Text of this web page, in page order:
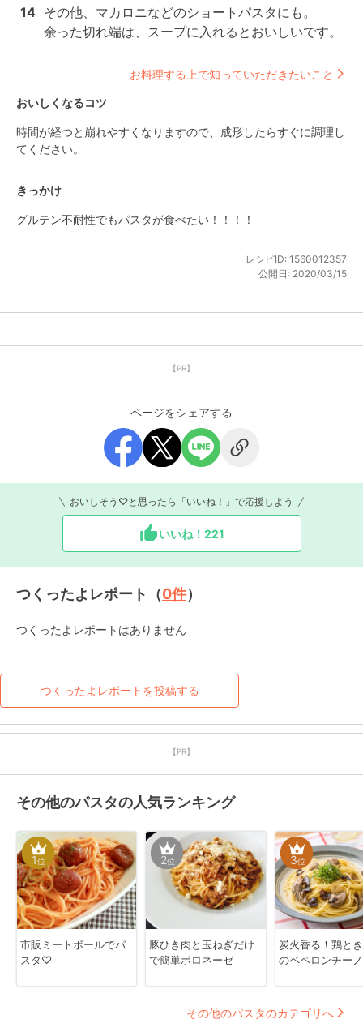
14 その他、マカロニなどのショートパスタにも。
余った切れ端は、スープに入れるとおいしいです。
お料理する上で知っていただきたいこと
おいしくなるコツ
時間が経つと崩れやすくなりますので、成形したらすぐに調理し
てください。
きっかけ
グルテン不耐性でもパスタが食べたい！！！！
レシピID: 1560012357
公開日: 2020/03/15
【PR】
ページをシェアする
おいしそう♡と思ったら「いいね！」で応援しよう
いいね！ 221
つくったよレポート（0件）
つくったよレポートはありません
つくったよレポートを投稿する
【PR】
その他のパスタの人気ランキング
1位
市販ミートボールでパ
スタ♡
2位
豚ひき肉と玉ねぎだけ
で簡単ボロネーゼ
3位
炭火香る！鶏と
のペペロンチー
その他のパスタのカテゴリへ